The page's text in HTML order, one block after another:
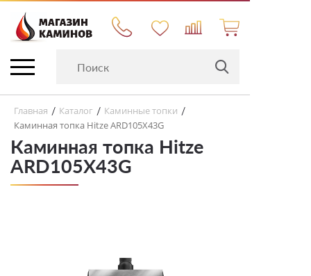
Главная / Каталог / Каминные топки /
Каминная топка Hitze ARD105X43G
Каминная топка Hitze
ARD105X43G